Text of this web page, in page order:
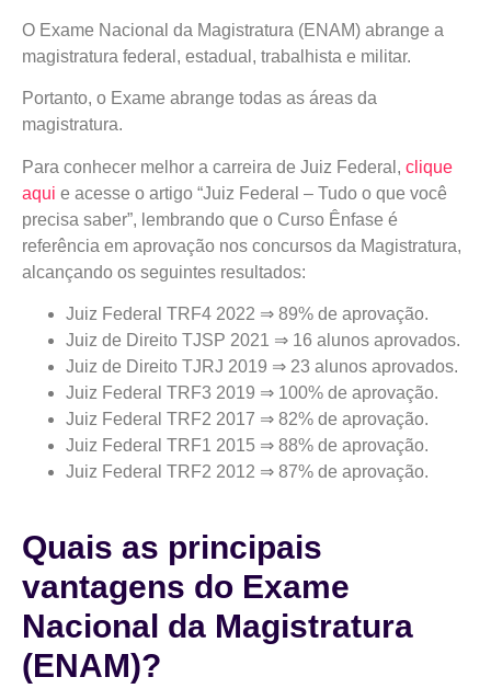
O Exame Nacional da Magistratura (ENAM) abrange a
magistratura federal, estadual, trabalhista e militar.
Portanto, o Exame abrange todas as áreas da
magistratura.
Para conhecer melhor a carreira de Juiz Federal, clique
aqui e acesse o artigo “Juiz Federal – Tudo o que você
precisa saber”, lembrando que o Curso Ênfase é
referência em aprovação nos concursos da Magistratura,
alcançando os seguintes resultados:
Juiz Federal TRF4 2022 ⇒ 89% de aprovação.
Juiz de Direito TJSP 2021 ⇒ 16 alunos aprovados.
Juiz de Direito TJRJ 2019 ⇒ 23 alunos aprovados.
Juiz Federal TRF3 2019 ⇒ 100% de aprovação.
Juiz Federal TRF2 2017 ⇒ 82% de aprovação.
Juiz Federal TRF1 2015 ⇒ 88% de aprovação.
Juiz Federal TRF2 2012 ⇒ 87% de aprovação.
Quais as principais
vantagens do Exame
Nacional da Magistratura
(ENAM)?